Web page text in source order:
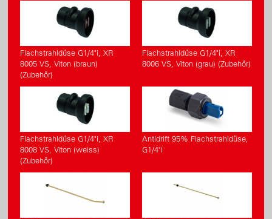
Flachstrahldüse G1/4"i, XR
8005 VS, Viton (braun)
(Zubehör)
Flachstrahldüse G1/4"i, XR
8006 VS, Viton (grau) (Zubehör)
Flachstrahldüse G1/4"i, XR
8008 VS, Viton (weiss)
(Zubehör)
Antidrift 95% Flachstrahldüse,
G1/4"i